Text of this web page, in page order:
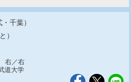
・千葉）
）
右／右
道大学